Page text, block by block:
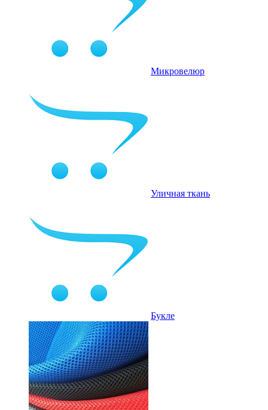
Микровелюр
Уличная ткань
Букле